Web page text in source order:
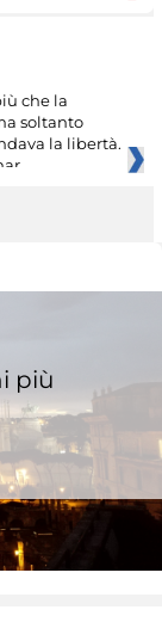
che la
soltanto
la libertà.
più